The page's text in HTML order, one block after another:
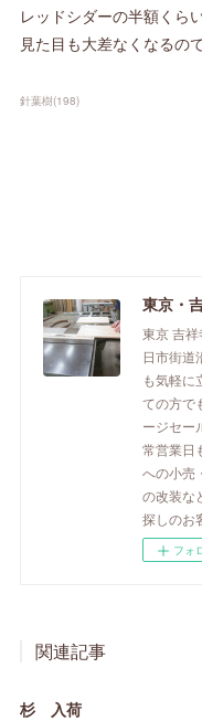
レッドシダーの半額くら
見た目も大差なくなるの
針葉樹(198)
東京 吉
日市街道
も気軽に
ての方で
ージセー
常営業日
への小売
の改装な
探しのお
フォ
関連記事
杉 入荷